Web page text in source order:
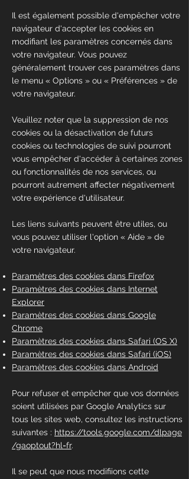
Il est également possible d'empêcher votre
navigateur d'accepter les cookies en
modifiant les paramètres concernés dans
votre navigateur. Vous pouvez
généralement trouver ces paramètres dans
le menu « Options » ou « Préférences » de
votre navigateur.
Veuillez noter que la suppression de nos
cookies ou la désactivation de futurs
cookies ou technologies de suivi pourront
vous empêcher d'accéder à certaines zones
ou fonctionnalités de nos services, ou
pourront autrement affecter négativement
votre expérience d'utilisateur.
Les liens suivants peuvent être utiles, ou
vous pouvez utiliser l'option « Aide » de
votre navigateur.
Paramètres des cookies dans Firefox
Paramètres des cookies dans Internet
Explorer
Paramètres des cookies dans Google
Chrome
Paramètres des cookies dans Safari (OS X)
Paramètres des cookies dans Safari (iOS)
Paramètres des cookies dans Android
Pour refuser et empêcher que vos données
soient utilisées par Google Analytics sur
tous les sites web, consultez les instructions
suivantes : https://tools.google.com/dlpage
/gaoptout?hl=fr.
Il se peut que nous modifiions cette